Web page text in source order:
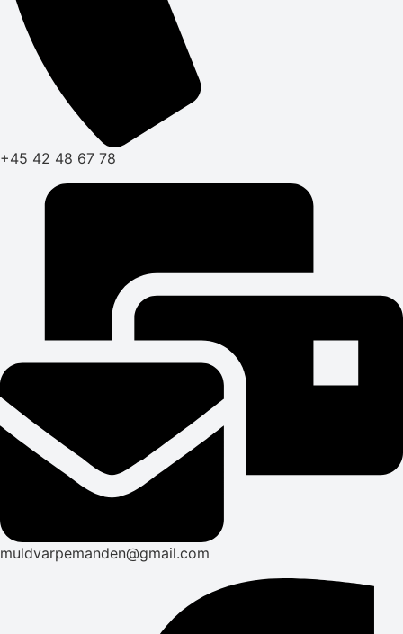
+45 42 48 67 78
muldvarpemanden@gmail.com